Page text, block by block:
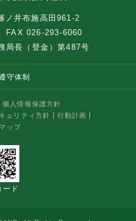
ノ井布施高田961-2
026-293-6060
長（登金）第487号
守体制
個人情報保護方針
ュリティ方針
行動計画
ップ
ード